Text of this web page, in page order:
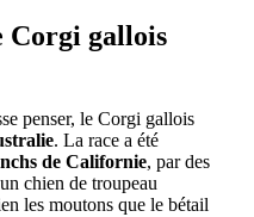
Corgi gallois
penser, le Corgi gallois
. La race a été
de Californie, par des
chien de troupeau
les moutons que le bétail